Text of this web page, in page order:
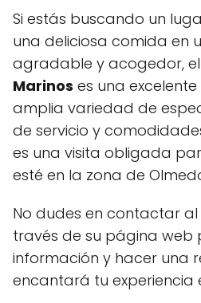
Si estás buscando un
una deliciosa comida en
agradable y acogedor, el
Marinos es una
amplia variedad de
de servicio y
es una visita obligada
esté en la zona de
No dudes en contactar
través de su página
información y hacer una
encantará tu experiencia